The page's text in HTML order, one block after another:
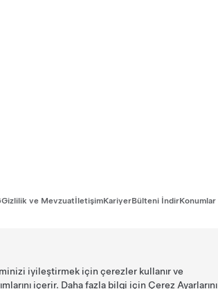
Gizlilik ve MevzuatİletişimKariyerBülteni İndirKonumlar
iyileştirmek için çerezler kullanır ve
içerir. Daha fazla bilgi için Çerez Ayarlarını